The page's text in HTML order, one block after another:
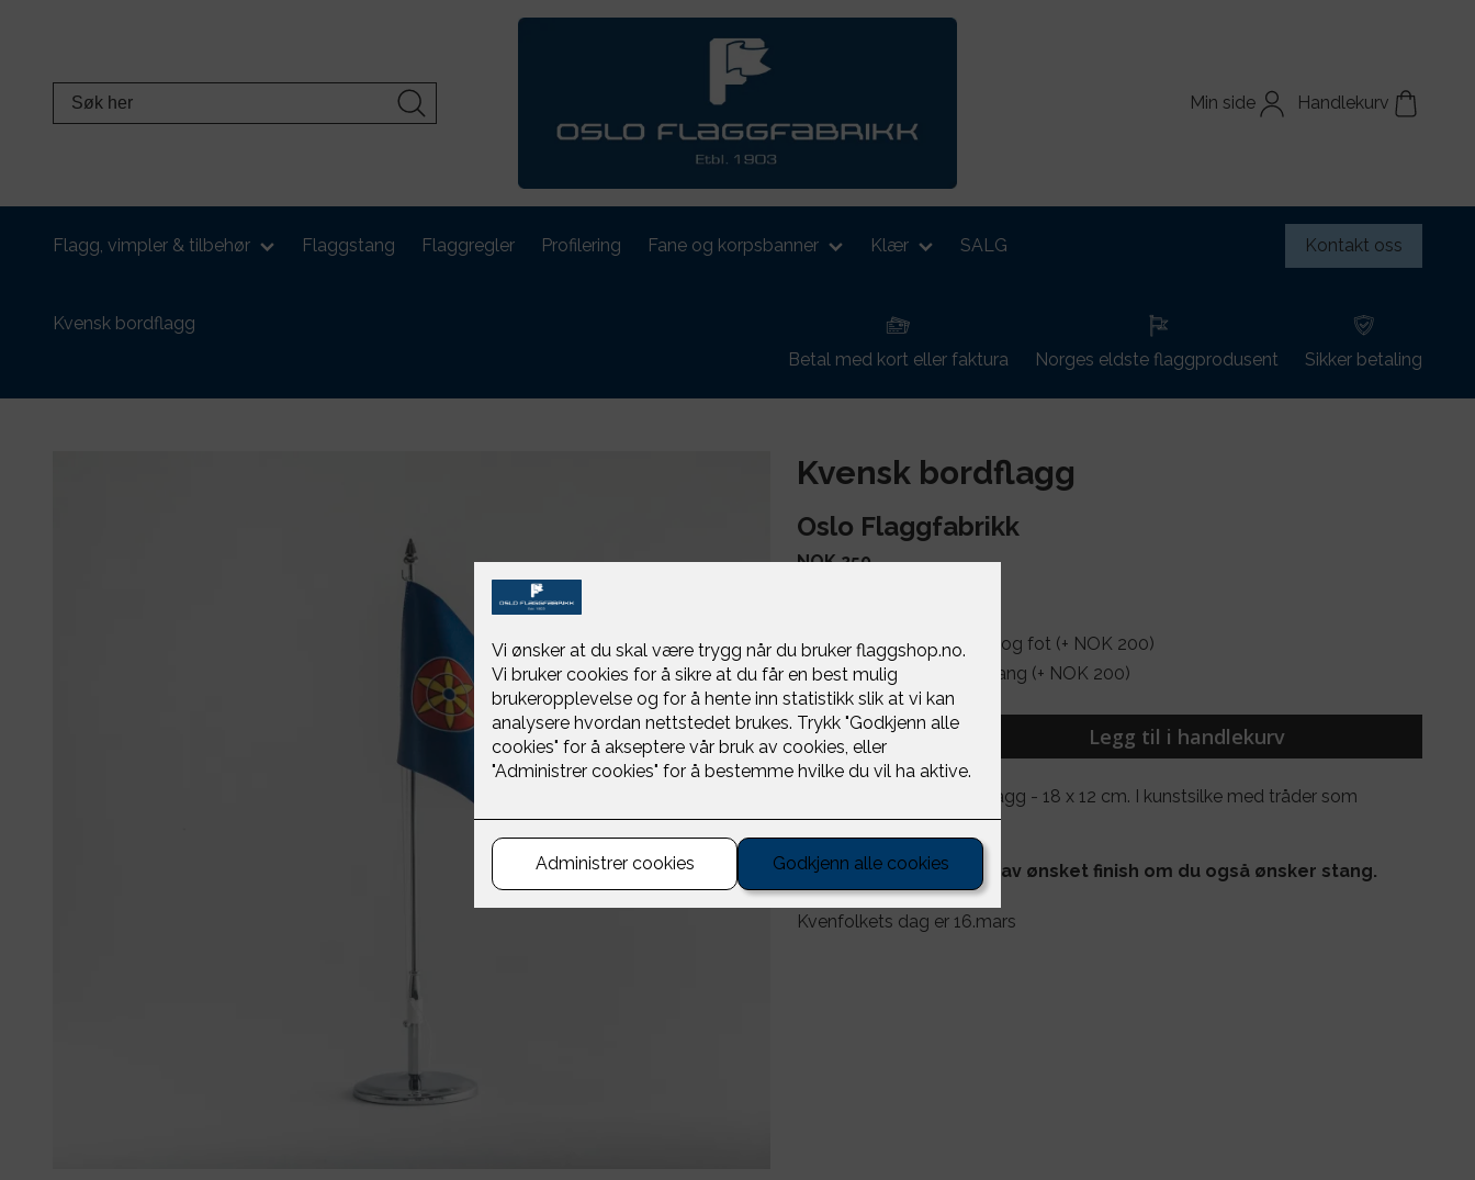
Min side Handlekurv
Flagg, vimpler & tilbehør Flaggstang Flaggregler Profilering Fane og korpsbanner Klær SALG Kontakt oss
Kvensk bordflagg
Betal med kort eller faktura
Norges eldste flaggprodusent Sikker betaling
Kvensk bordflagg
Oslo Flaggfabrikk
NOK 250
Sølvfarget bordstang og fot (+ NOK 200)
Messingfarget bordstang (+ NOK 200)
- + Legg til i handlekurv
Kvensk flagg som bordflagg - 18 x 12 cm. I kunstsilke med tråder som
oppheng.
Kun flagg, husk å huke av ønsket finish om du også ønsker stang.
Kvenfolkets dag er 16.mars